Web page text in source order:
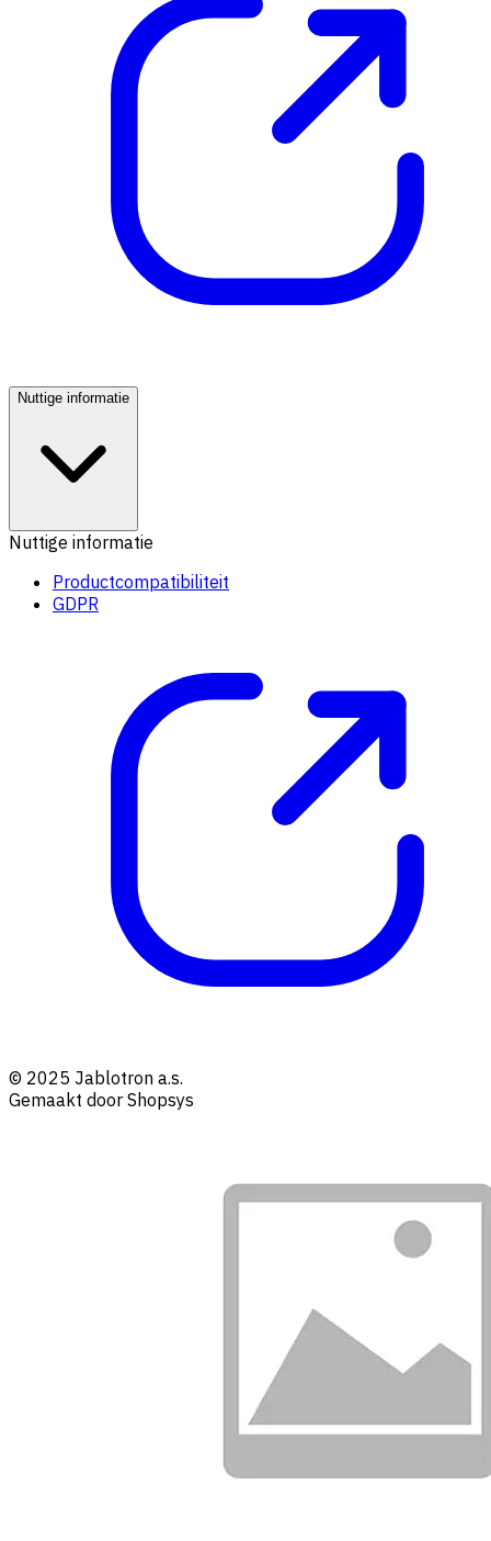
Nuttige informatie
Nuttige informatie
Productcompatibiliteit
GDPR
© 2025 Jablotron a.s.
Gemaakt door Shopsys